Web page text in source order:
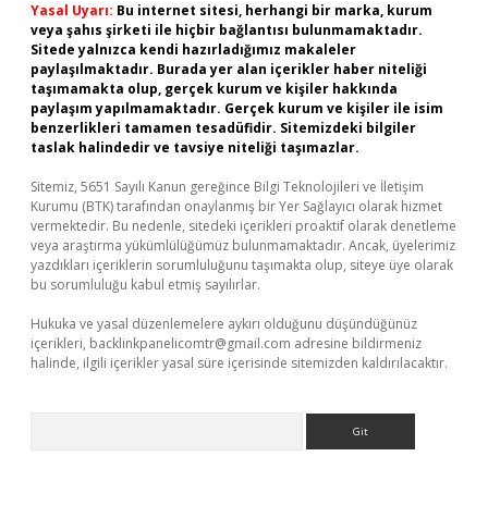
Yasal Uyarı: Bu internet sitesi, herhangi bir marka, kurum
veya şahıs şirketi ile hiçbir bağlantısı bulunmamaktadır.
Sitede yalnızca kendi hazırladığımız makaleler
paylaşılmaktadır. Burada yer alan içerikler haber niteliği
taşımamakta olup, gerçek kurum ve kişiler hakkında
paylaşım yapılmamaktadır. Gerçek kurum ve kişiler ile isim
benzerlikleri tamamen tesadüfidir. Sitemizdeki bilgiler
taslak halindedir ve tavsiye niteliği taşımazlar.
Sitemiz, 5651 Sayılı Kanun gereğince Bilgi Teknolojileri ve İletişim
Kurumu (BTK) tarafından onaylanmış bir Yer Sağlayıcı olarak hizmet
vermektedir. Bu nedenle, sitedeki içerikleri proaktif olarak denetleme
veya araştırma yükümlülüğümüz bulunmamaktadır. Ancak, üyelerimiz
yazdıkları içeriklerin sorumluluğunu taşımakta olup, siteye üye olarak
bu sorumluluğu kabul etmiş sayılırlar.
Hukuka ve yasal düzenlemelere aykırı olduğunu düşündüğünüz
içerikleri, backlinkpanelicomtr@gmail.com adresine bildirmeniz
halinde, ilgili içerikler yasal süre içerisinde sitemizden kaldırılacaktır.